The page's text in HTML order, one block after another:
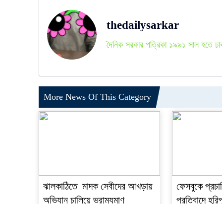
thedailysarkar
দৈনিক সরকার পত্রিকা ১৯৯১ সাল হতে
More News Of This Category
ঝালকাঠিতে মাদক সেবীদের আখড়ায়
অভিযান চালিয়ে ভ্রাম্যমাণ
ফেসবুকে
প্রতিবাদে